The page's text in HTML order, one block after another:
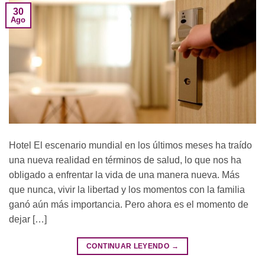
30
Ago
Hotel El escenario mundial en los últimos meses ha traído
una nueva realidad en términos de salud, lo que nos ha
obligado a enfrentar la vida de una manera nueva. Más
que nunca, vivir la libertad y los momentos con la familia
ganó aún más importancia. Pero ahora es el momento de
dejar […]
CONTINUAR LEYENDO →